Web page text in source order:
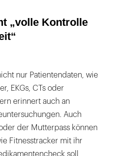
„volle Kontrolle
nur Patientendaten, wie
EKGs, CTs oder
erinnert auch an
Auch
der Mutterpass können
Fitnesstracker mit ihr
soll